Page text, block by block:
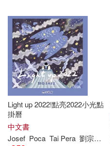
Light up 2022!點亮2022小光點
掛曆
中文書
Josef Poca Tai Pera 劉宗瑀(小劉醫師)